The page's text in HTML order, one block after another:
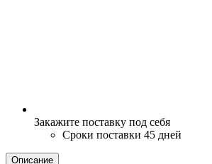
Закажите поставку под себя
Сроки поставки 45 дней
Описание